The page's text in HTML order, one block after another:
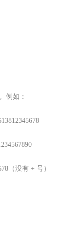
例如：
（没有 + 号）